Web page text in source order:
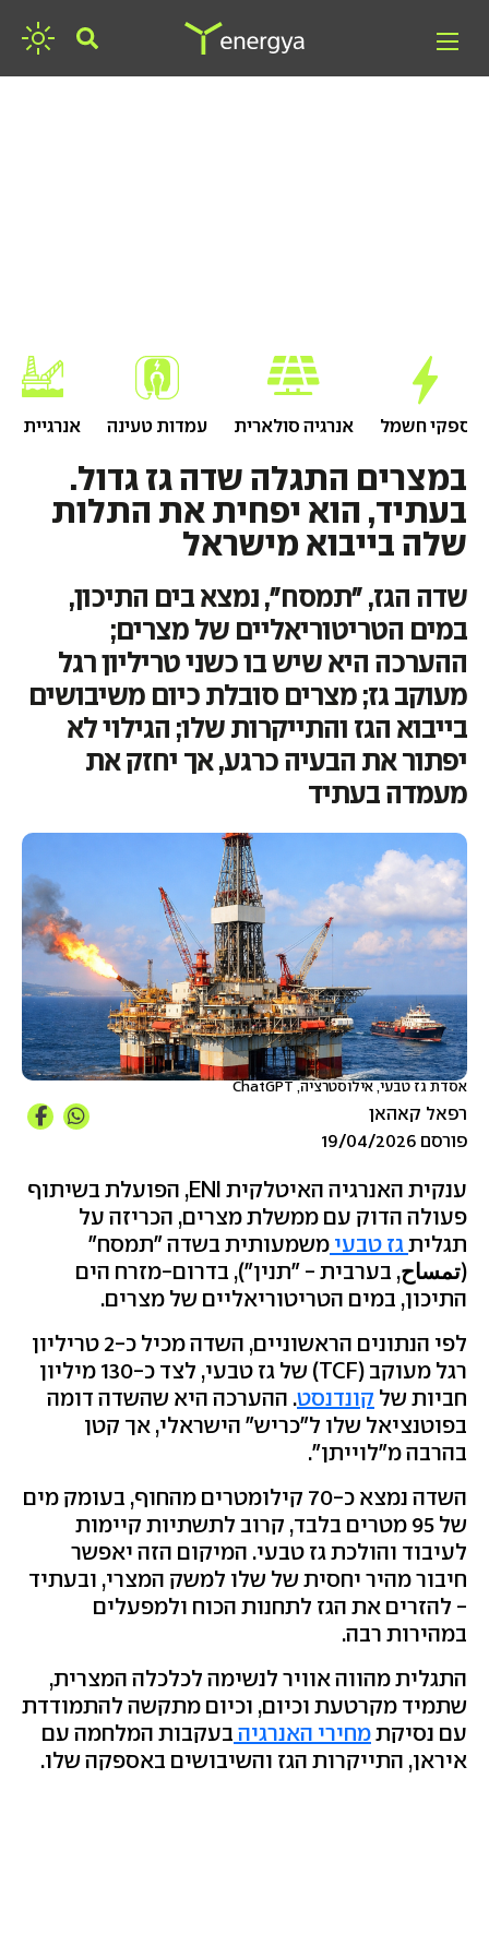
ספקי חשמל אנרגיה סולארית עמדות טעינה אנרגיית גז
במצרים התגלה שדה גז גדול.
בעתיד, הוא יפחית את התלות
שלה בייבוא מישראל
שדה הגז, "תמסח", נמצא בים התיכון,
במים הטריטוריאליים של מצרים;
ההערכה היא שיש בו כשני טריליון רגל
מעוקב גז; מצרים סובלת כיום משיבושים
בייבוא הגז והתייקרות שלו; הגילוי לא
יפתור את הבעיה כרגע, אך יחזק את
מעמדה בעתיד
אסדת גז טבעי, אילוסטרציה, ChatGPT
רפאל קאהאן
פורסם 19/04/2026
ענקית האנרגיה האיטלקית ENI, הפועלת בשיתוף
פעולה הדוק עם ממשלת מצרים, הכריזה על
תגליתגז טבעימשמעותית בשדה "תמסח"
(تمساح, בערבית - "תנין"), בדרום-מזרח הים
התיכון, במים הטריטוריאליים של מצרים.
לפי הנתונים הראשוניים, השדה מכיל כ-2 טריליון
רגל מעוקב (TCF) של גז טבעי, לצד כ-130 מיליון
חביות של קונדנסט. ההערכה היא שהשדה דומה
בפוטנציאל שלו ל"כריש" הישראלי, אך קטן
בהרבה מ"לוייתן".
השדה נמצא כ-70 קילומטרים מהחוף, בעומק מים
של 95 מטרים בלבד, קרוב לתשתיות קיימות
לעיבוד והולכת גז טבעי. המיקום הזה יאפשר
חיבור מהיר יחסית של שלו למשק המצרי, ובעתיד
- להזרים את הגז לתחנות הכוח ולמפעלים
במהירות רבה.
התגלית מהווה אוויר לנשימה לכלכלה המצרית,
שתמיד מקרטעת וכיום, וכיום מתקשה להתמודדת
עם נסיקתמחירי האנרגיהבעקבות המלחמה עם
איראן, התייקרות הגז והשיבושים באספקה שלו.